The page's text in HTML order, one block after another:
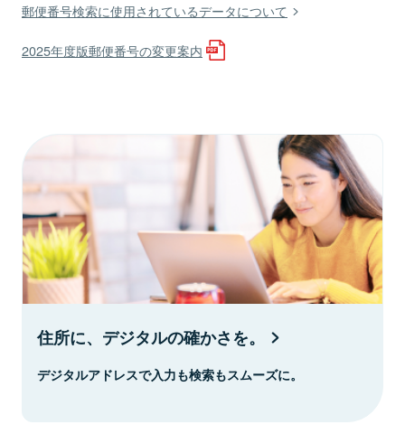
郵便番号検索に使用されているデータについて
2025年度版郵便番号の変更案内
住所に、デジタルの確かさを。
デジタルアドレスで入力も検索もスムーズに。